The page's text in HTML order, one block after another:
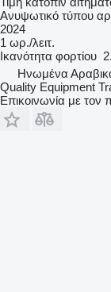
Ανυψωτικό τύπου
2024
1 ωρ./λειτ.
Ικανότητα φορτίου
Hνωμένα
Quality Equipment
Επικοινωνία με τον